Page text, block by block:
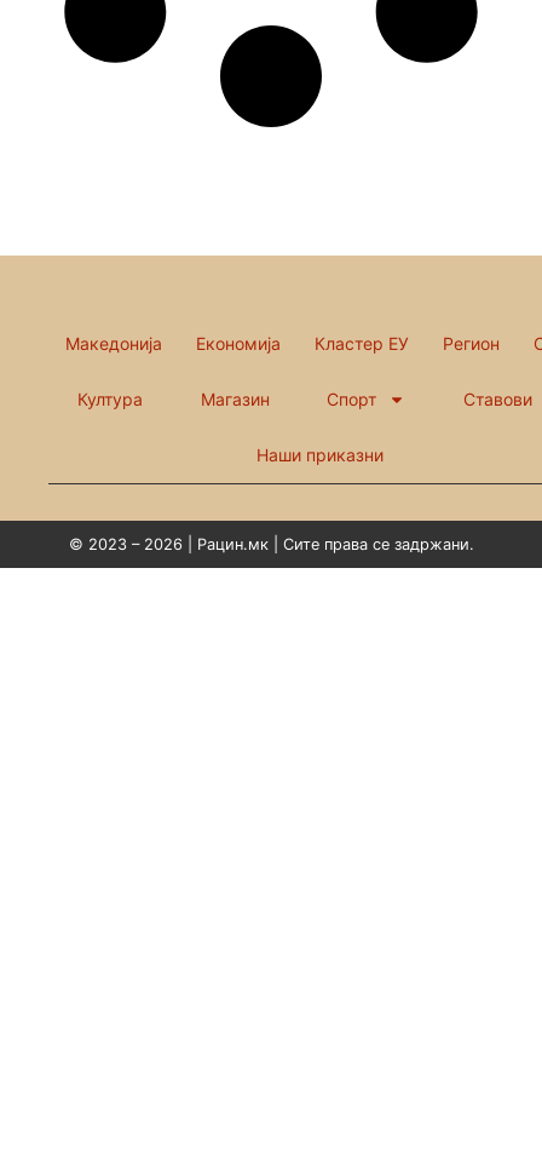
Македонија Економија Кластер ЕУ Регион
Култура Магазин Спорт Ставови
Наши приказни
© 2023 – 2026 | Рацин.мк | Сите права се задржани.